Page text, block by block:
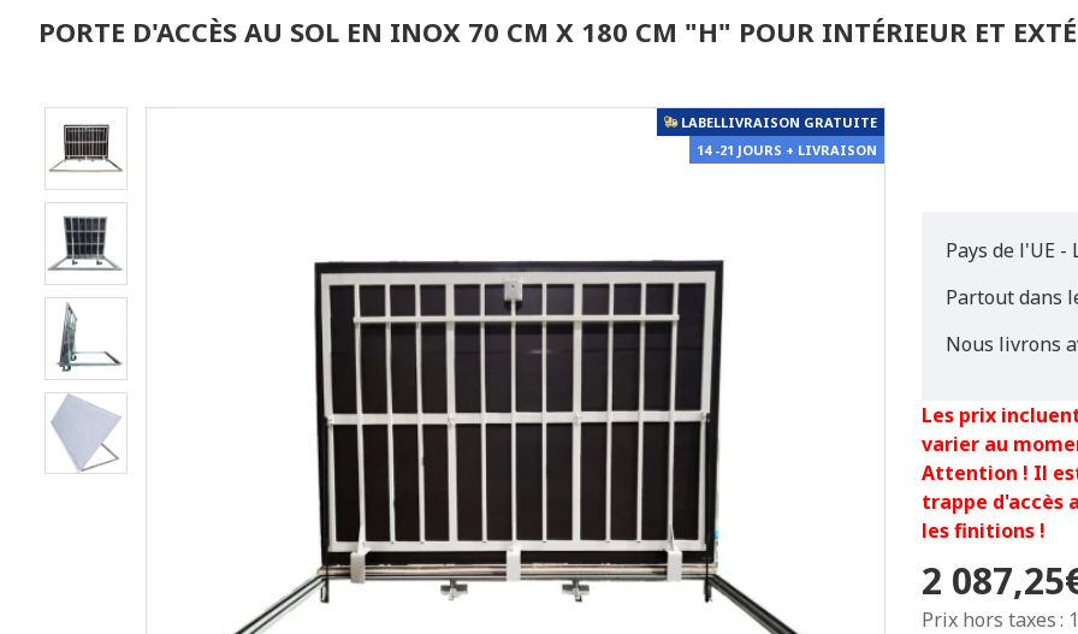
PORTE D'ACCÈS AU SOL EN INOX 70 CM X 180 CM "H" POUR INTÉRIEUR ET
LABELLIVRAISON GRATUITE
14 -21 JOURS + LIVRAISON
Pays de l'UE
Partout dans
Nous livrons
Les prix
varier au
Attention ! Il
trappe d'accès
les finitions !
2
Prix hors taxes : 1